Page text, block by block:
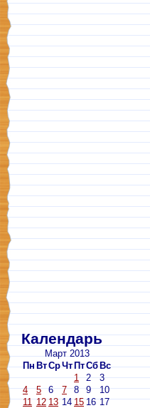
Календарь
Март 2013
ПнВтСрЧтПтСбВс
1 2
3
4
5 6 7 8 9
10
11 12 13 14 15 16 17